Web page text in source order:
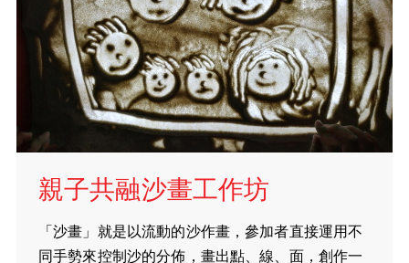
親子共融沙畫工作坊
「沙畫」就是以流動的沙作畫，參加者直接運用不
同手勢來控制沙的分佈，畫出點、線、面，創作一